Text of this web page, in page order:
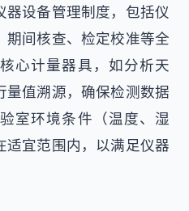
设备管理制度，包括仪
间核查、检定校准等全
心计量器具，如分析天
量值溯源，确保检测数据
室环境条件（温度、湿
适宜范围内，以满足仪器